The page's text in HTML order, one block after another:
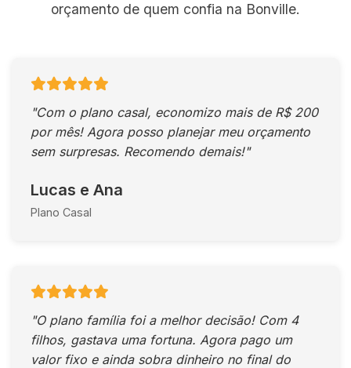
orçamento de quem confia na Bonville.
"Com o plano casal, economizo mais de R$ 200
por mês! Agora posso planejar meu orçamento
sem surpresas. Recomendo demais!"
Lucas e Ana
Plano Casal
"O plano família foi a melhor decisão! Com 4
filhos, gastava uma fortuna. Agora pago um
valor fixo e ainda sobra dinheiro no final do